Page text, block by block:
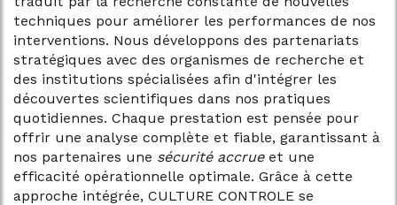
techniques pour améliorer les performances de nos
interventions. Nous développons des partenariats
stratégiques avec des organismes de recherche et
des institutions spécialisées afin d'intégrer les
découvertes scientifiques dans nos pratiques
quotidiennes. Chaque prestation est pensée pour
offrir une analyse complète et fiable, garantissant à
nos partenaires une sécurité accrueet une
efficacité opérationnelle optimale. Grâce à cette
approche intégrée, CULTURE CONTROLE se